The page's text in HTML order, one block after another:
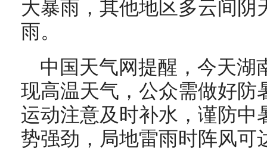
大暴雨，其他地区多云间阴
雨。
中国天气网提醒，今天湖
现高温天气，公众需做好防
运动注意及时补水，谨防中
势强劲，局地雷雨时阵风可